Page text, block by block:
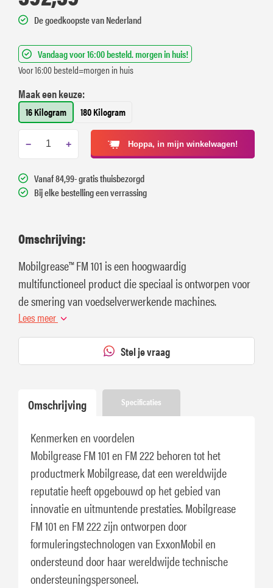
De goedkoopste van Nederland
Vandaag voor 16:00 besteld. morgen in huis!
Voor 16:00 besteld=morgen in huis
Maak een keuze:
16 Kilogram 180 Kilogram
− + Hoppa, in mijn winkelwagen!
Vanaf 84,99- gratis thuisbezorgd
Bij elke bestelling een verrassing
Omschrijving:
Mobilgrease™ FM 101 is een hoogwaardig
multifunctioneel product die speciaal is ontworpen voor
de smering van voedselverwerkende machines.
Lees meer
Stel je vraag
Omschrijving Specificaties
Kenmerken en voordelen
Mobilgrease FM 101 en FM 222 behoren tot het
productmerk Mobilgrease, dat een wereldwijde
reputatie heeft opgebouwd op het gebied van
innovatie en uitmuntende prestaties. Mobilgrease
FM 101 en FM 222 zijn ontworpen door
formuleringstechnologen van ExxonMobil en
ondersteund door haar wereldwijde technische
ondersteuningspersoneel.